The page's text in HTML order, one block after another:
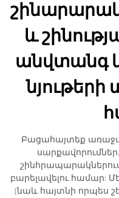
և
անվտանգ
Բացահայտեք
բարելավելու համար:
(նաև հայտնի որպես